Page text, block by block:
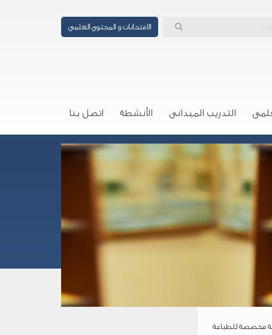
الامتحانات و المحتوى العلمى
التدريب الميدانى الأنشطة اتصل بنا
مخصصة للطباعة